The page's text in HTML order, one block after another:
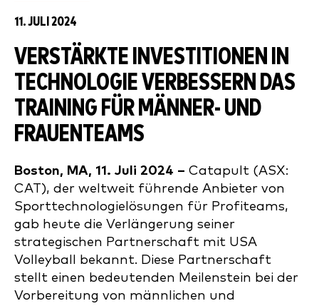
11. JULI 2024
VERSTÄRKTE INVESTITIONEN IN
TECHNOLOGIE VERBESSERN DAS
TRAINING FÜR MÄNNER- UND
FRAUENTEAMS
Boston, MA, 11. Juli 2024 – Catapult (ASX:
CAT), der weltweit führende Anbieter von
Sporttechnologielösungen für Profiteams,
gab heute die Verlängerung seiner
strategischen Partnerschaft mit USA
Volleyball bekannt. Diese Partnerschaft
stellt einen bedeutenden Meilenstein bei der
Vorbereitung von männlichen und